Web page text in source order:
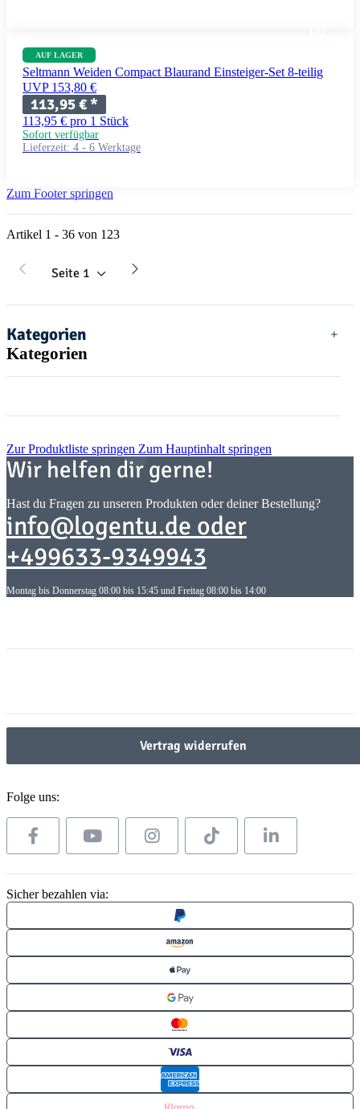
AUF LAGER
Seltmann Weiden Compact Blaurand Einsteiger-Set 8-teilig
UVP 153,80 €
113,95 €*
113,95 € pro 1 Stück
Sofort verfügbar
Lieferzeit: 4 - 6 Werktage
Zum Footer springen
Artikel 1 - 36 von 123
Seite 1
Kategorien
Kategorien
Zur Produktliste springen Zum Hauptinhalt springen
Wir helfen dir gerne!
Hast du Fragen zu unseren Produkten oder deiner Bestellung?
info@logentu.de oder
+499633-9349943
Montag bis Donnerstag 08:00 bis 15:45 und Freitag 08:00 bis 14:00
Vertrag widerrufen
Folge uns:
Sicher bezahlen via: